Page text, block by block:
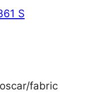
S
fabric